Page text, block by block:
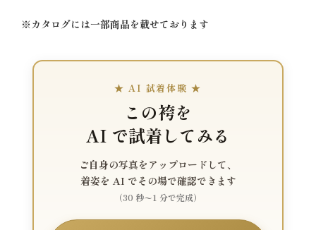
※カタログには一部商品を載せております
★ AI 試着体験 ★
この袴を
AI で試着してみる
ご自身の写真をアップロードして、
着姿を AI でその場で確認できます
（30 秒〜1 分で完成）